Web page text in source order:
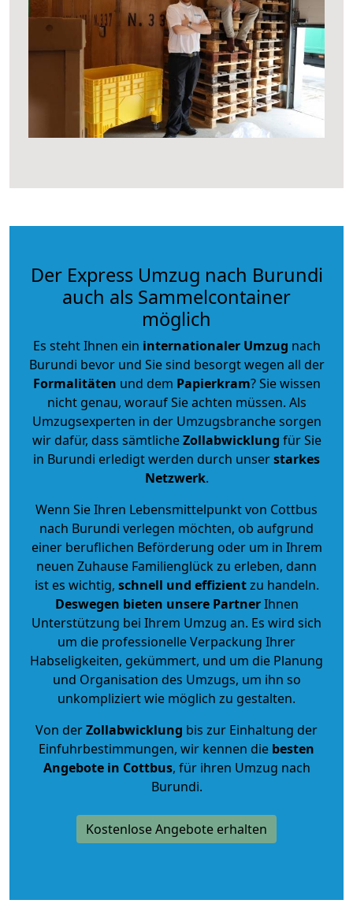
Der Express Umzug nach Burundi
auch als Sammelcontainer
möglich
Es steht Ihnen ein internationaler Umzug nach
Burundi bevor und Sie sind besorgt wegen all der
Formalitäten und dem Papierkram? Sie wissen
nicht genau, worauf Sie achten müssen. Als
Umzugsexperten in der Umzugsbranche sorgen
wir dafür, dass sämtlicheZollabwicklung für Sie
in Burundi erledigt werden durch unserstarkes
Netzwerk.
Wenn Sie Ihren Lebensmittelpunkt von Cottbus
nach Burundi verlegen möchten, ob aufgrund
einer beruflichen Beförderung oder um in Ihrem
neuen Zuhause Familienglück zu erleben, dann
ist es wichtig, schnell und effizientzu handeln.
Deswegen bieten unsere PartnerIhnen
Unterstützung bei Ihrem Umzug an. Es wird sich
um die professionelle Verpackung Ihrer
Habseligkeiten, gekümmert, und um die Planung
und Organisation des Umzugs, um ihn so
unkompliziert wie möglich zu gestalten.
Von derZollabwicklung bis zur Einhaltung der
Einfuhrbestimmungen, wir kennen die besten
Angebote in Cottbus, für ihren Umzug nach
Burundi.
Kostenlose Angebote erhalten